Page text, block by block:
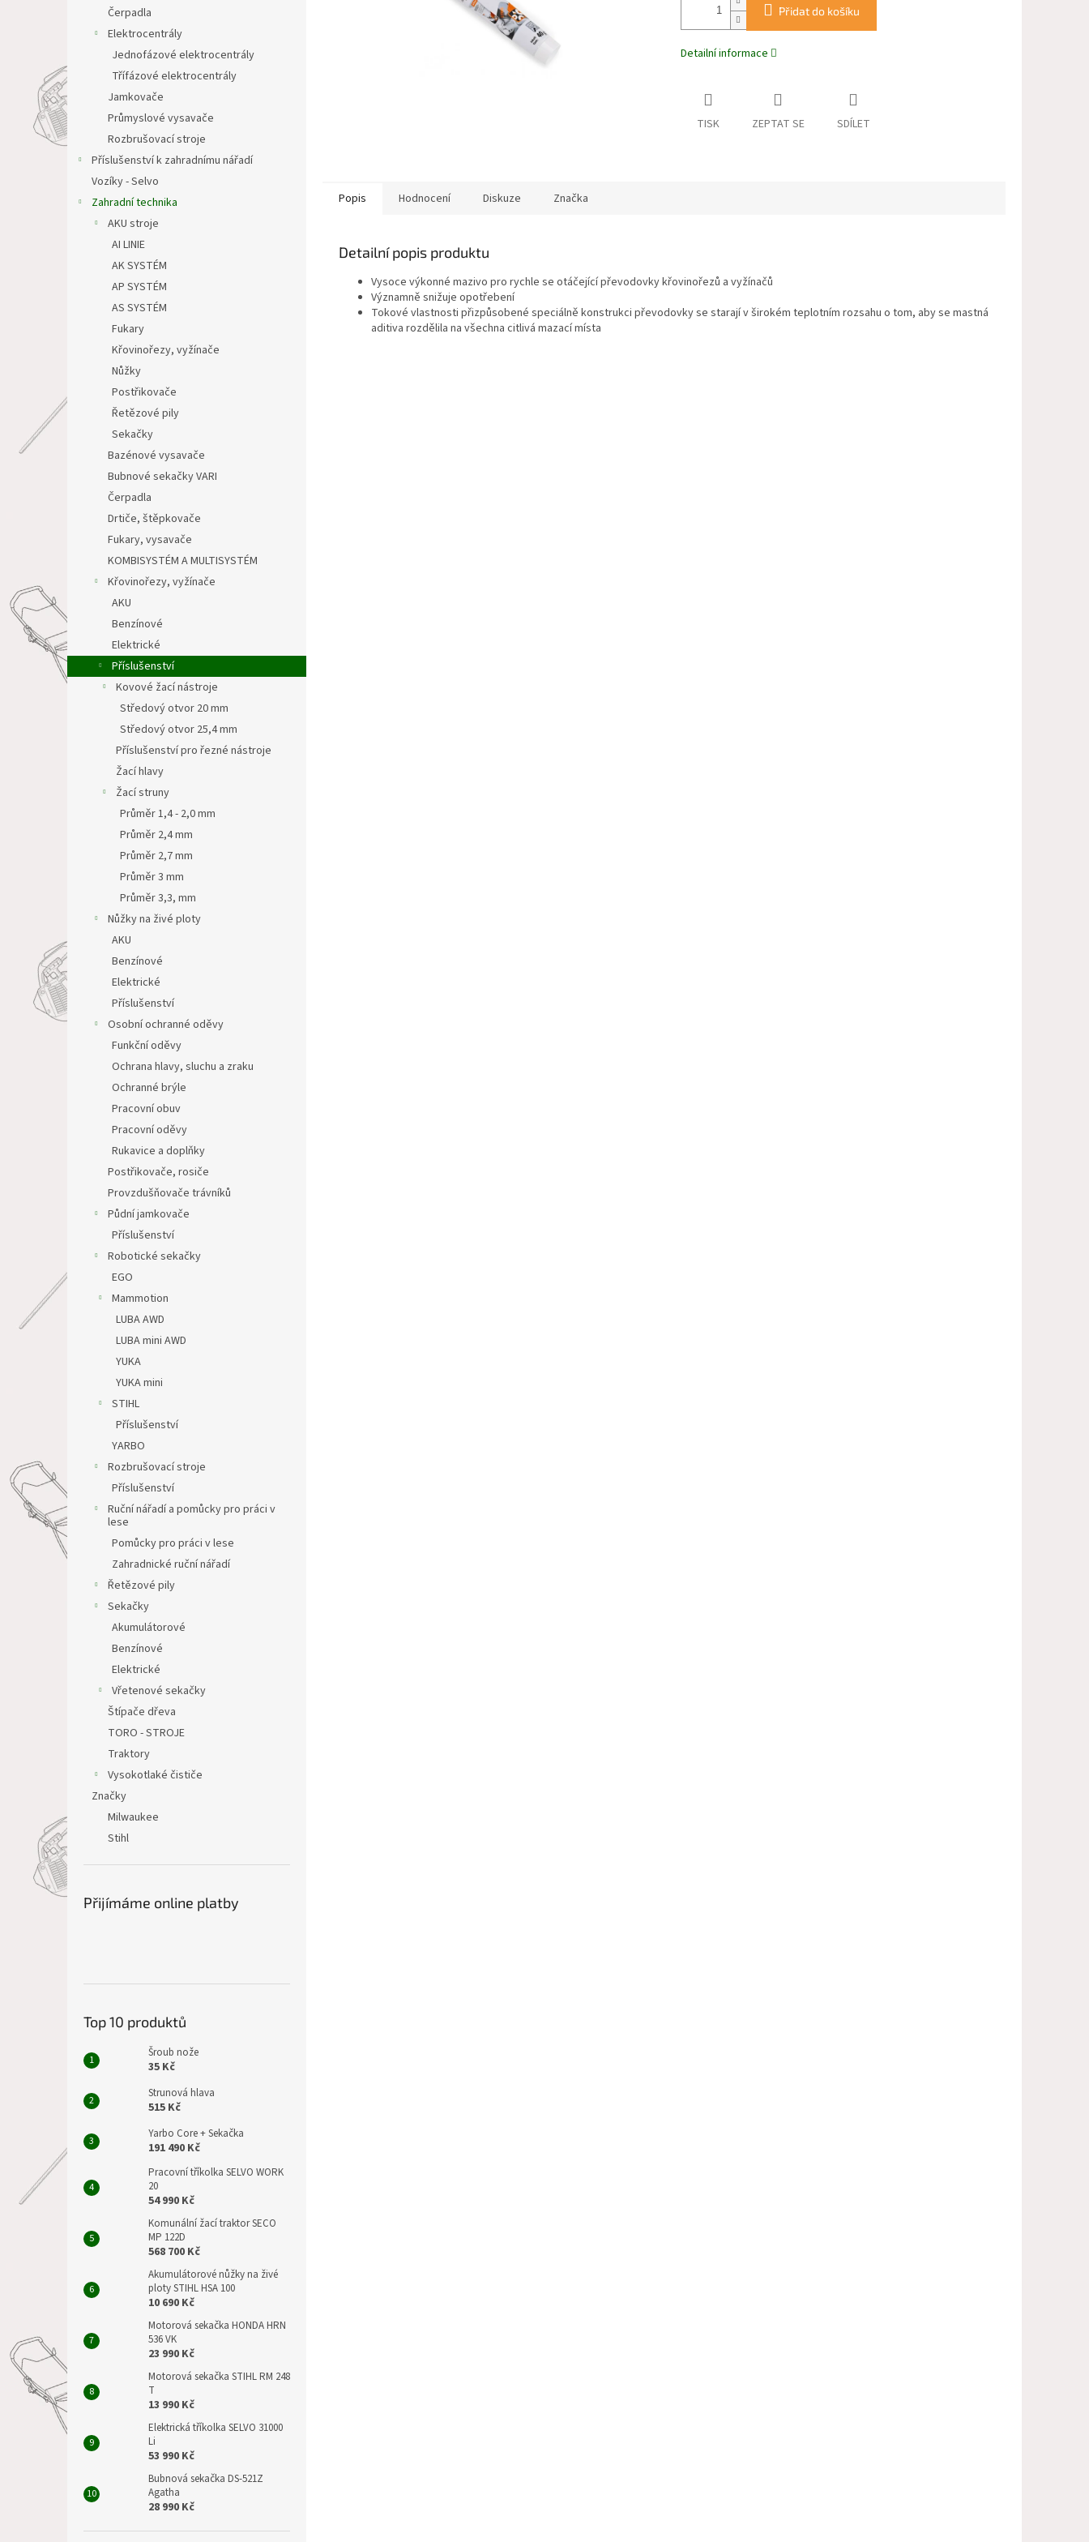
Čerpadla
Elektrocentrály
Jednofázové elektrocentrály
Třífázové elektrocentrály
Jamkovače
Průmyslové vysavače
Rozbrušovací stroje
Příslušenství k zahradnímu nářadí
Vozíky - Selvo
Zahradní technika
AKU stroje
AI LINIE
AK SYSTÉM
AP SYSTÉM
AS SYSTÉM
Fukary
Křovinořezy, vyžínače
Nůžky
Postřikovače
Řetězové pily
Sekačky
Bazénové vysavače
Bubnové sekačky VARI
Čerpadla
Drtiče, štěpkovače
Fukary, vysavače
KOMBISYSTÉM A MULTISYSTÉM
Křovinořezy, vyžínače
AKU
Benzínové
Elektrické
Příslušenství
Kovové žací nástroje
Středový otvor 20 mm
Středový otvor 25,4 mm
Příslušenství pro řezné nástroje
Žací hlavy
Žací struny
Průměr 1,4 - 2,0 mm
Průměr 2,4 mm
Průměr 2,7 mm
Průměr 3 mm
Průměr 3,3, mm
Nůžky na živé ploty
AKU
Benzínové
Elektrické
Příslušenství
Osobní ochranné oděvy
Funkční oděvy
Ochrana hlavy, sluchu a zraku
Ochranné brýle
Pracovní obuv
Pracovní oděvy
Rukavice a doplňky
Postřikovače, rosiče
Provzdušňovače trávníků
Půdní jamkovače
Příslušenství
Robotické sekačky
EGO
Mammotion
LUBA AWD
LUBA mini AWD
YUKA
YUKA mini
STIHL
Příslušenství
YARBO
Rozbrušovací stroje
Příslušenství
Ruční nářadí a pomůcky pro práci v
lese
Pomůcky pro práci v lese
Zahradnické ruční nářadí
Řetězové pily
Sekačky
Akumulátorové
Benzínové
Elektrické
Vřetenové sekačky
Štípače dřeva
TORO - STROJE
Traktory
Vysokotlaké čističe
Značky
Milwaukee
Stihl
Přijímáme online platby
Top 10 produktů
Šroub nože
35 Kč
Strunová hlava
515 Kč
Yarbo Core + Sekačka
191 490 Kč
Pracovní tříkolka SELVO WORK
20
54 990 Kč
Komunální žací traktor SECO
MP 122D
568 700 Kč
Akumulátorové nůžky na živé
ploty STIHL HSA 100
10 690 Kč
Motorová sekačka HONDA HRN
536 VK
23 990 Kč
Motorová sekačka STIHL RM 248
T
13 990 Kč
Elektrická tříkolka SELVO 31000
Li
53 990 Kč
Bubnová sekačka DS-521Z
Agatha
28 990 Kč
Přidat do košíku
Detailní informace
TISK ZEPTAT SE SDÍLET
Popis Hodnocení Diskuze Značka
Detailní popis produktu
Vysoce výkonné mazivo pro rychle se otáčející převodovky křovinořezů a vyžínačů
Významně snižuje opotřebení
Tokové vlastnosti přizpůsobené speciálně konstrukci převodovky se starají v širokém teplotním rozsahu o tom, aby se mastná
aditiva rozdělila na všechna citlivá mazací místa